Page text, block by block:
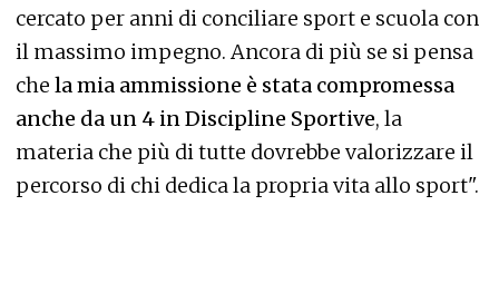
cercato per anni di conciliare sport e scuola con
il massimo impegno. Ancora di più se si pensa
che la mia ammissione è stata compromessa
anche da un 4 in Discipline Sportive, la
materia che più di tutte dovrebbe valorizzare il
percorso di chi dedica la propria vita allo sport".